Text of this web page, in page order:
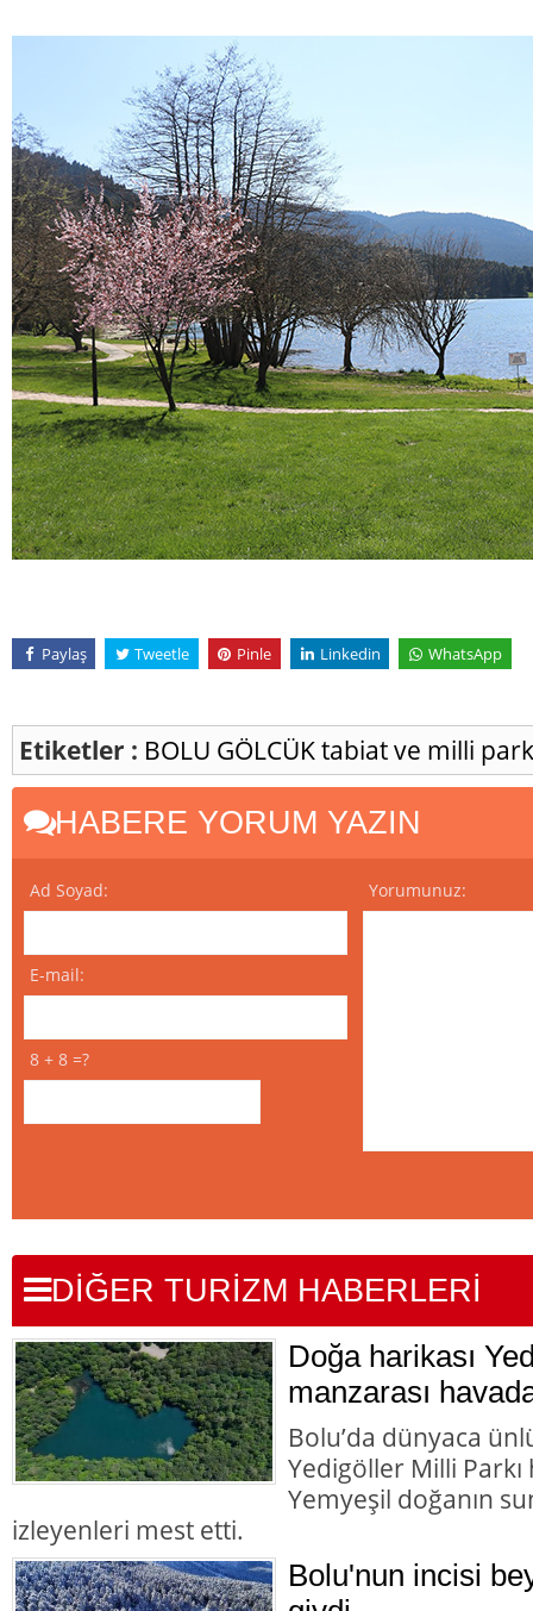
Paylaş Tweetle Pinle Linkedin WhatsApp
Etiketler : BOLU GÖLCÜKtabiat ve milli
HABERE YORUM YAZIN
Ad Soyad:
E-mail:
8 + 8 =?
Yorumunuz:
DİĞER TURİZM HABERLERİ
Doğa harikası
manzarası
Bolu’da dünyaca
Yedigöller Milli
Yemyeşil doğanın
izleyenleri mest etti.
Bolu'nun incisi